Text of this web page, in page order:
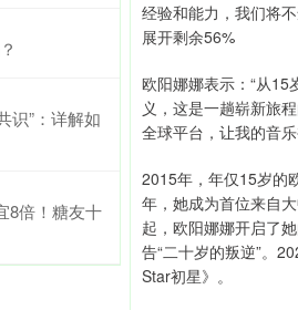
经验和能力，我们将
展开剩余56%
欧阳娜娜表示：“从
义，这是一趟崭新旅
全球平台，让我的音
2015年，年仅15岁的
年，她成为首位来自
起，欧阳娜娜开启了
告“二十岁的叛逆”。
Star初星》。
识”：详解如
8倍！糖友十